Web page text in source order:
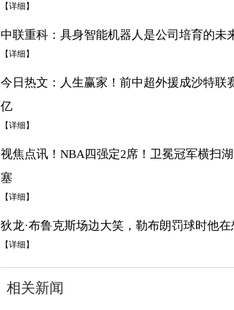
【详细】
中联重科：具身智能机器人是公司培育的未
【详细】
今日热文：人生赢家！前中超外援成沙特联
亿
【详细】
视焦点讯！NBA四强定2席！卫冕冠军横扫
塞
【详细】
狄龙·布鲁克斯场边大笑，勒布朗罚球时他
【详细】
相关新闻